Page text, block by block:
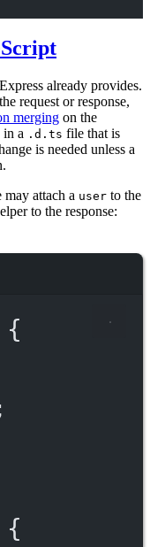
already provides.
request or response,
merging on the
in a .d.ts file that is
is needed unless a
attach a user to the
to the response:
{
{